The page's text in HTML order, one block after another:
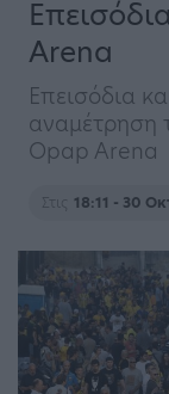
Arena
Επεισόδια
αναμέτρηση
Opap Arena
Στις 18:11 - 30